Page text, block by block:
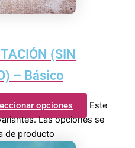
(SIN
– Básico
opciones
Este
Las opciones se
de producto